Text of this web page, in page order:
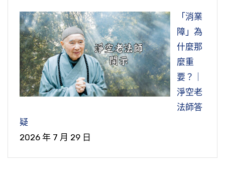
「消業
障」為
什麼那
麼重
要？｜
淨空老
法師答
疑
2026 年 7 月 29 日